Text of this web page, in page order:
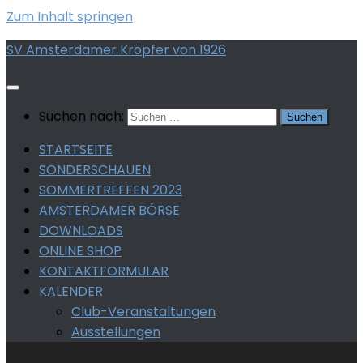
Zum Inhalt springen
SV Amsterdamer Kröpfer von 1926
Suchen nach:
STARTSEITE
SONDERSCHAUEN
SOMMERTREFFEN 2023
AMSTERDAMER BÖRSE
DOWNLOADS
ONLINE SHOP
KONTAKTFORMULAR
KALENDER
Club-Veranstaltungen
Ausstellungen